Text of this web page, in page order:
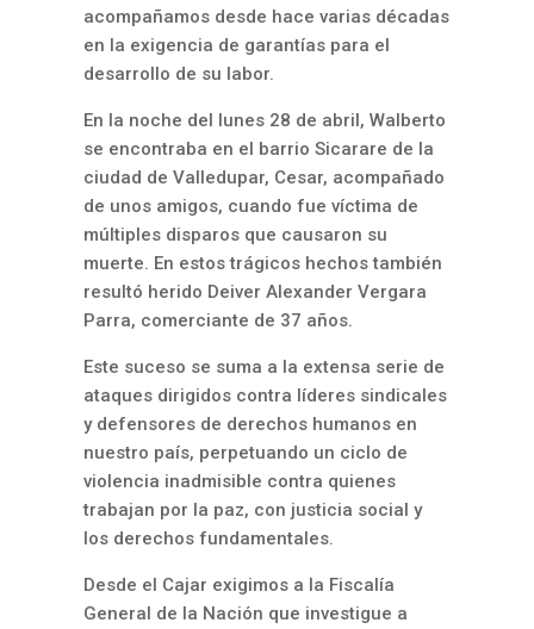
acompañamos desde hace varias décadas
en la exigencia de garantías para el
desarrollo de su labor.
En la noche del lunes 28 de abril, Walberto
se encontraba en el barrio Sicarare de la
ciudad de Valledupar, Cesar, acompañado
de unos amigos, cuando fue víctima de
múltiples disparos que causaron su
muerte. En estos trágicos hechos también
resultó herido Deiver Alexander Vergara
Parra, comerciante de 37 años.
Este suceso se suma a la extensa serie de
ataques dirigidos contra líderes sindicales
y defensores de derechos humanos en
nuestro país, perpetuando un ciclo de
violencia inadmisible contra quienes
trabajan por la paz, con justicia social y
los derechos fundamentales.
Desde el Cajar exigimos a la Fiscalía
General de la Nación que investigue a